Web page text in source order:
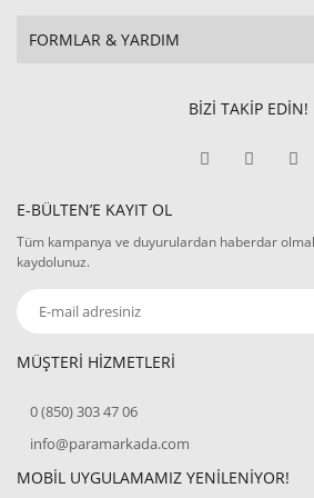
FORMLAR & YARDIM
BİZİ TAKİP EDİN!
E-BÜLTEN’E KAYIT OL
Tüm kampanya ve duyurulardan haberdar
kaydolunuz.
MÜŞTERİ HİZMETLERİ
0 (850) 303 47 06
info@paramarkada.com
MOBİL UYGULAMAMIZ YENİLENİYOR!